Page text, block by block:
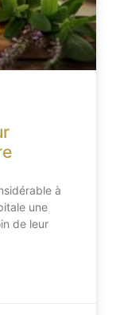
à
une
de leur